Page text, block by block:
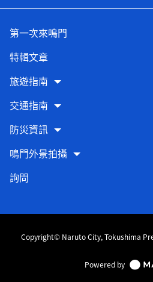
第一次來鳴門
特輯文章
旅遊指南
交通指南
防災資訊
鳴門外景拍攝
詢問
Copyright© Naruto City, Tokushima
Powered by